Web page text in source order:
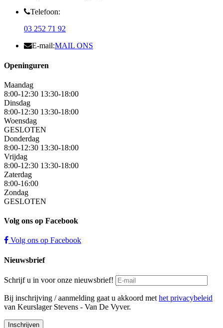
Telefoon:
03 252 71 92
E-mail:MAIL ONS
Openinguren
Maandag
8:00-12:30 13:30-18:00
Dinsdag
8:00-12:30 13:30-18:00
Woensdag
GESLOTEN
Donderdag
8:00-12:30 13:30-18:00
Vrijdag
8:00-12:30 13:30-18:00
Zaterdag
8:00-16:00
Zondag
GESLOTEN
Volg ons op Facebook
Volg ons op Facebook
Nieuwsbrief
Schrijf u in voor onze nieuwsbrief!
Bij inschrijving / aanmelding gaat u akkoord met het privacybeleid
van Keurslager Stevens - Van De Vyver.